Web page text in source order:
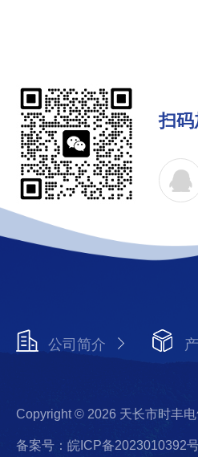
扫
公司简介
Copyright © 2026 天长市时丰
备案号：皖ICP备2023010392